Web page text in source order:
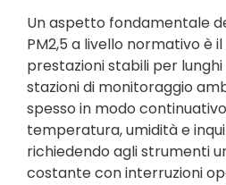
Un aspetto fondamentale
PM2,5 a livello normativo è
prestazioni stabili per
stazioni di monitoraggio
spesso in modo
temperatura, umidità e
richiedendo agli strumenti
costante con interruzioni